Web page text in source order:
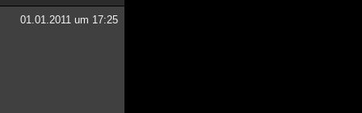
01.01.2011 um 17:25